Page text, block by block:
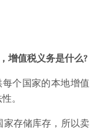
， 增值税义务是什么?
每个国家的本地增值
。
家存储库存，所以卖